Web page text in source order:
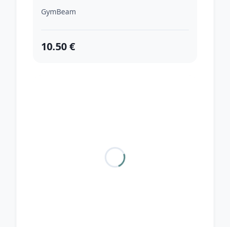
GymBeam
10.50 €